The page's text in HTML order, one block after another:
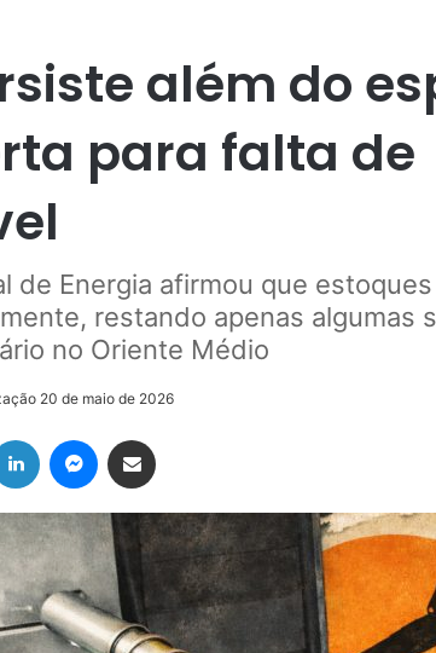
além do
para falta de
de Energia afirmou que
restando apenas algumas
no Oriente Médio
20 de maio de 2026
Linkedin Messenger